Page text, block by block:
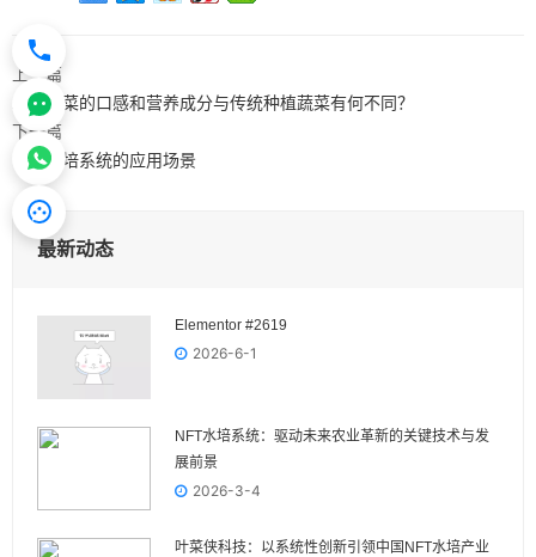
上一篇
水培蔬菜的口感和营养成分与传统种植蔬菜有何不同？
下一篇
NFT水培系统的应用场景
最新动态
Elementor #2619
2026-6-1
NFT水培系统：驱动未来农业革新的关键技术与发
展前景
2026-3-4
叶菜侠科技：以系统性创新引领中国NFT水培产业